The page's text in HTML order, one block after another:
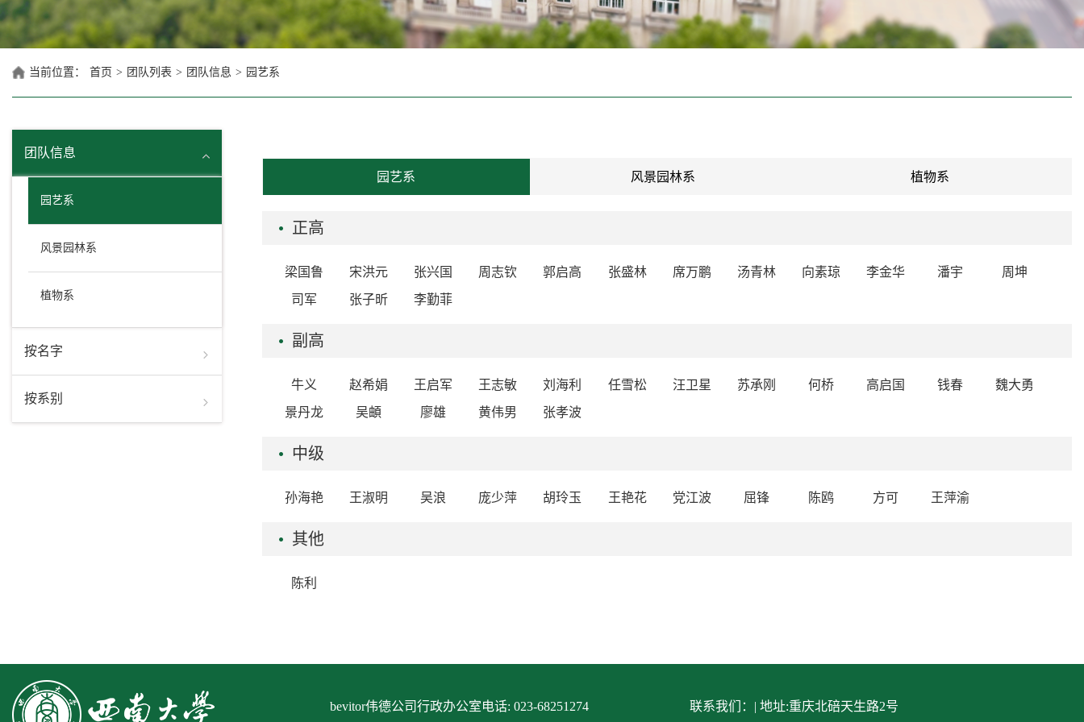
当前位置： 首页 > 团队列表 > 团队信息 > 园艺系
团队信息
园艺系
风景园林系
植物系
按名字
按系别
园艺系 风景园林系 植物系
正高
梁国鲁 宋洪元 张兴国 周志钦 郭启高 张盛林 席万鹏 汤青林 向素琼 李金华 潘宇 周坤
司军 张子昕 李勤菲
副高
牛义 赵希娟 王启军 王志敏 刘海利 任雪松 汪卫星 苏承刚 何桥 高启国 钱春 魏大勇
景丹龙 吴頔 廖雄 黄伟男 张孝波
中级
孙海艳 王淑明 吴浪 庞少萍 胡玲玉 王艳花 党江波 屈锋 陈鸥 方可 王萍渝
其他
陈利
bevitor伟德公司行政办公室电话: 023-68251274 联系我们：| 地址:重庆北碚天生路2号